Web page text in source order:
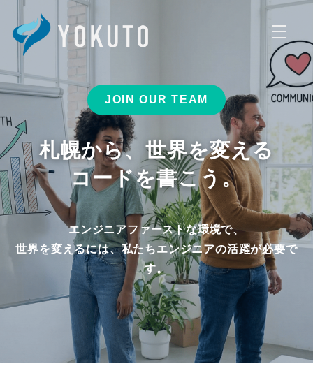
株式会社ヨクトでは、志を
JOIN OUR TEAM
札幌から、世界を変える
コードを書こう。
エンジニアファーストな環境で、
世界を変えるには、私たちエンジニアの活躍が必要で
す。